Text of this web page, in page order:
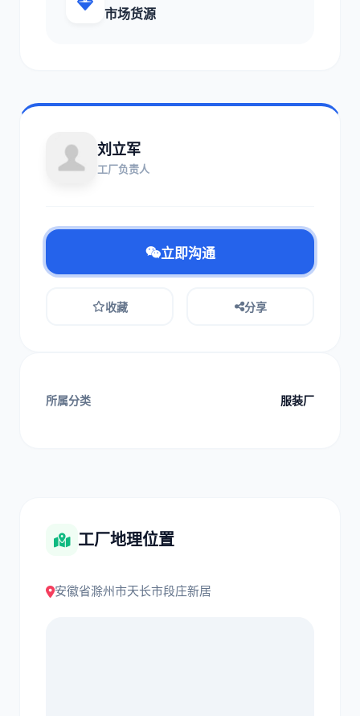
市场货源
刘立军
工厂负责人
立即沟通
收藏 分享
所属分类 服装厂
工厂地理位置
安徽省滁州市天长市段庄新居